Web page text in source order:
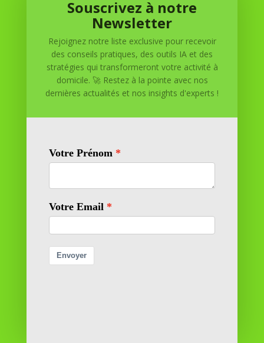
Réussite à Domicile
pour atteindre vos objectifs depuis le confort de votre
vous aider à réussir.
SOMMAIRE DU SITE
Adresse
11 rue Richelieu
Souscrivez à notre
Newsletter
Rejoignez notre liste exclusive pour recevoir
des conseils pratiques, des outils IA et des
stratégies qui transformeront votre activité à
domicile. 🚀 Restez à la pointe avec nos
dernières actualités et nos insights d'experts !